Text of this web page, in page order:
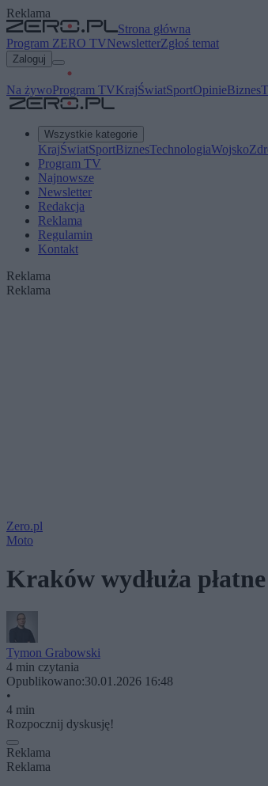
Reklama
Strona główna
Program ZERO TVNewsletterZgłoś temat
Zaloguj
Na żywoProgram TVKrajŚwiatSportOpinieBiznes
Wszystkie kategorie
KrajŚwiatSportBiznesTechnologiaWojsko
Program TV
Najnowsze
Newsletter
Redakcja
Reklama
Regulamin
Kontakt
Reklama
Reklama
Zero.pl
Moto
Kraków wydłuża
Tymon Grabowski
4 min czytania
Opublikowano:30.01.2026 16:48
•
4 min
Rozpocznij dyskusję!
Reklama
Reklama